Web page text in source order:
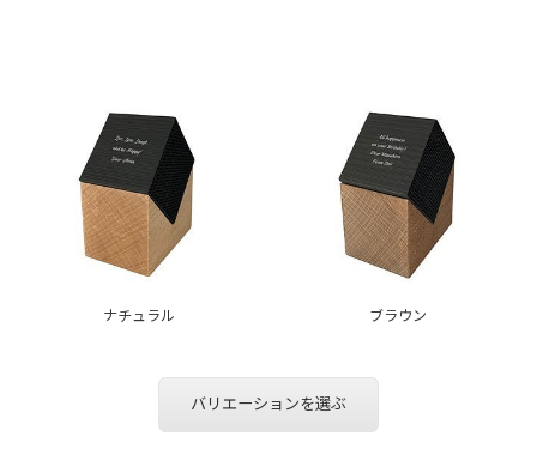
ナチュラル ブラウン
バリエーションを選ぶ